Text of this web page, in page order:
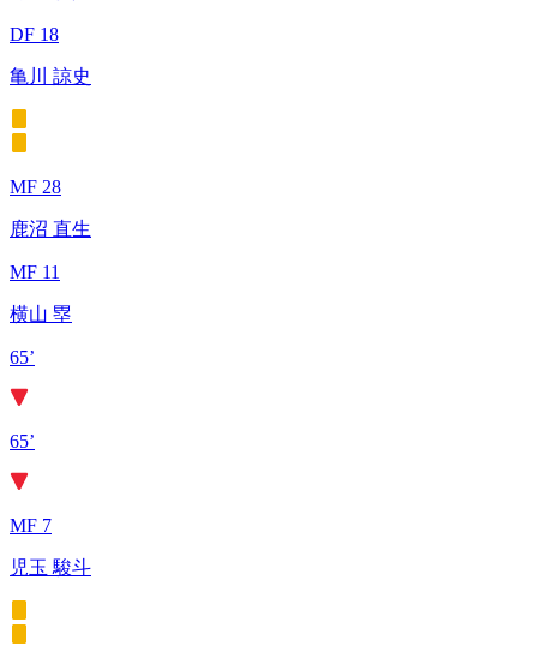
DF 18
亀川 諒史
MF 28
鹿沼 直生
MF 11
横山 塁
65’
65’
MF 7
児玉 駿斗